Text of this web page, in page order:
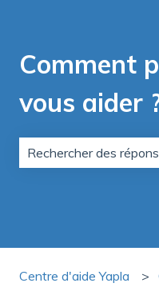
Comment
vous aider
Centre d'aide Yapla